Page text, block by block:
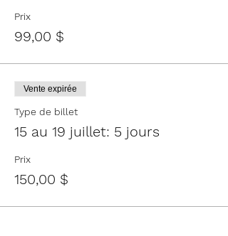
Prix
99,00 $
Vente expirée
Type de billet
15 au 19 juillet: 5 jours
Prix
150,00 $